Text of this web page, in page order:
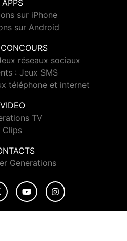
APPS
sur iPhone
sur Android
réseaux sociaux
: Jeux SMS
téléphone et internet
VIDEO
TV
Clips
Generations